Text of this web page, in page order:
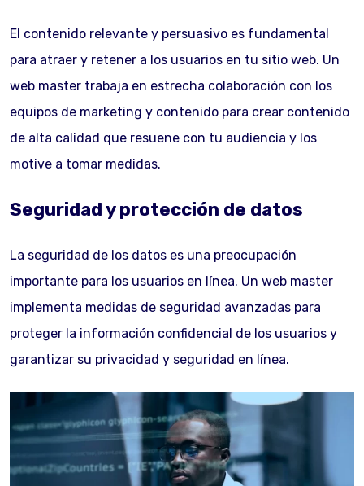
El contenido relevante y persuasivo es fundamental
para atraer y retener a los usuarios en tu sitio web. Un
web master trabaja en estrecha colaboración con los
equipos de marketing y contenido para crear contenido
de alta calidad que resuene con tu audiencia y los
motive a tomar medidas.
Seguridad y protección de datos
La seguridad de los datos es una preocupación
importante para los usuarios en línea. Un web master
implementa medidas de seguridad avanzadas para
proteger la información confidencial de los usuarios y
garantizar su privacidad y seguridad en línea.